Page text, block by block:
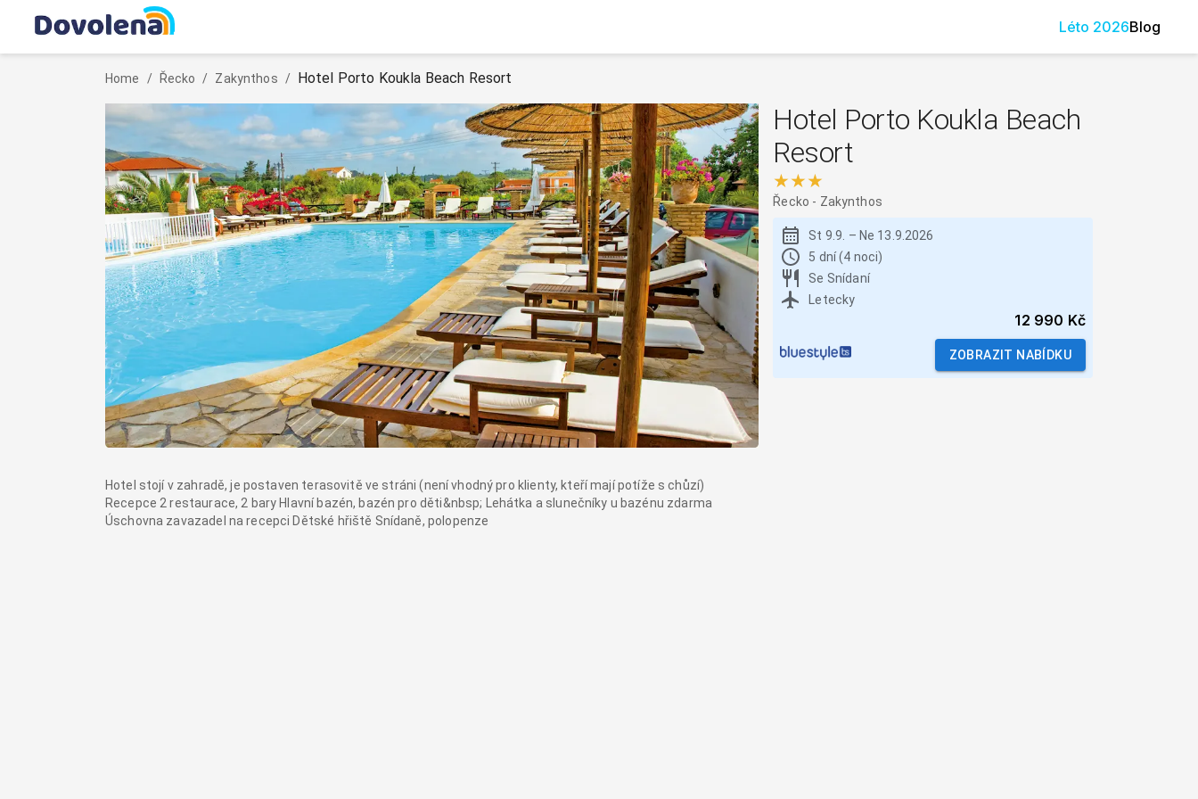
Léto 2026Blog
Home / Řecko / Zakynthos / Hotel Porto Koukla Beach Resort
Hotel stojí v zahradě, je postaven terasovitě ve stráni (není vhodný pro klienty, kteří mají potíže s chůzí)
Recepce 2 restaurace, 2 bary Hlavní bazén, bazén pro děti&nbsp; Lehátka a slunečníky u bazénu zdarma
Úschovna zavazadel na recepci Dětské hřiště Snídaně, polopenze
Hotel Porto Koukla Beach
Resort
★★★
Řecko - Zakynthos
St 9.9. – Ne 13.9.2026
5 dní (4 noci)
Se Snídaní
Letecky
12 990 Kč
ZOBRAZIT NABÍDKU